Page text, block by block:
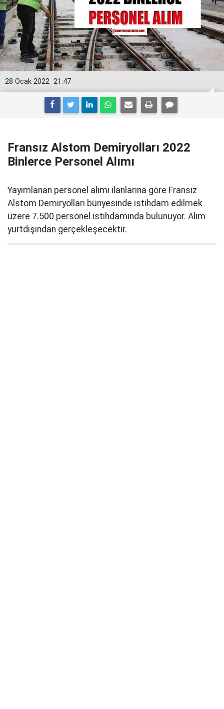
21:47
28 Ocak 2022
Fransız Alstom Demiryolları 2022
Binlerce Personel Alımı
Yayımlanan personel alımı ilanlarına göre Fransız
Alstom Demiryolları bünyesinde istihdam edilmek
üzere 7.500 personel istihdamında bulunuyor. Alım
yurtdışından gerçekleşecektir.